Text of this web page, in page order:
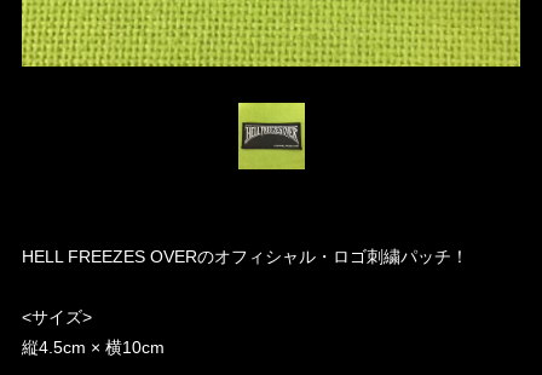
HELL FREEZES OVERのオフィシャル・ロゴ刺繍パッチ！
<サイズ>
縦4.5cm × 横10cm